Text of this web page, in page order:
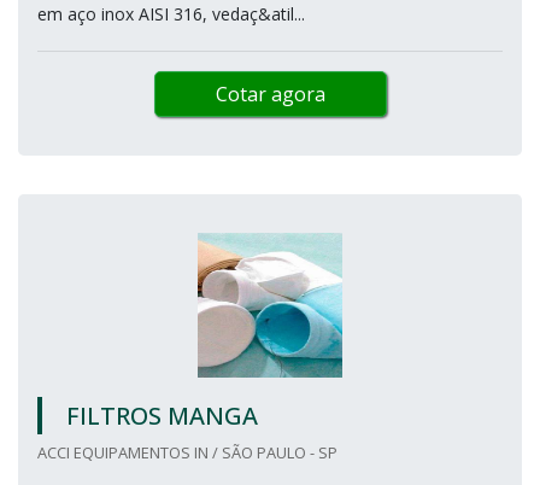
em aço inox AISI 316, vedaç&atil...
Cotar agora
FILTROS MANGA
ACCI EQUIPAMENTOS IN / SÃO PAULO - SP